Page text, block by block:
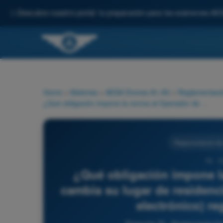
Descubre nuestro portal: tu preparación para los exámenes
Home Materias AESA Drones A1-A3
¿Qué obligación impone
cambia su lugar de
electrónico)